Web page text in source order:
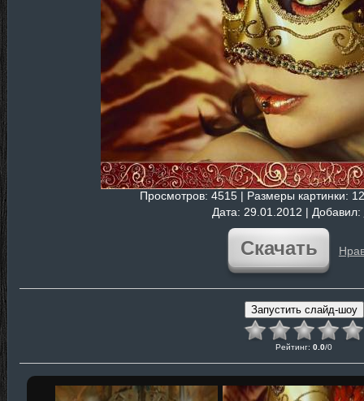
Просмотров: 4515 | Размеры картинки:
Дата: 29.01.2012 | Добавил:
Скачать
Рейтинг: 0.0/0